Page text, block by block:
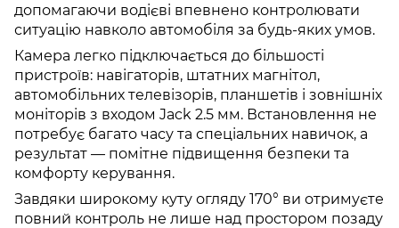
допомагаючи водієві впевнено контролювати
ситуацію навколо автомобіля за будь-яких умов.
Камера легко підключається до більшості
пристроїв: навігаторів, штатних магнітол,
автомобільних телевізорів, планшетів і зовнішніх
моніторів з входом Jack 2.5 мм. Встановлення не
потребує багато часу та спеціальних навичок, а
результат — помітне підвищення безпеки та
комфорту керування.
Завдяки широкому куту огляду 170° ви отримуєте
повний контроль не лише над простором позаду